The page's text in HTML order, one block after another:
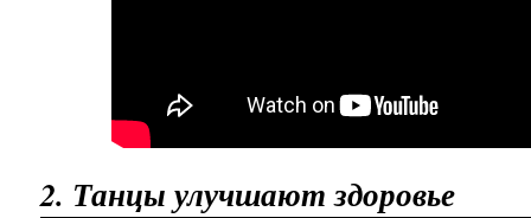
2. Танцы улучшают здоровье